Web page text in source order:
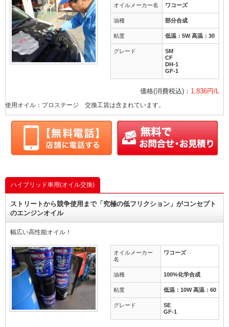
オイルメーカー名 ワコーズ
油種 部分合成
粘度 低温：5W 高温：30
グレード
SM
CF
DH-1
GF-1
価格(消費税込)： 1,836円/L
使用オイル：プロステージ 交換工賃は含まれています。
ハイブリッド車用(オイル交換)
ストリートから競争使用まで「究極の低フリクション」がコンセプト
のエンジンオイル
幅広い高性能オイル！
オイルメーカー
名
ワコーズ
油種 100%化学合成
粘度 低温：10W 高温：60
グレード
SE
GF-1